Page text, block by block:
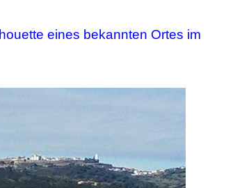
eines bekannten Ortes im